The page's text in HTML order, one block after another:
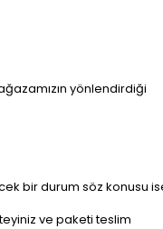
yönlendirdiği
bir durum söz konusu
ve paketi teslim